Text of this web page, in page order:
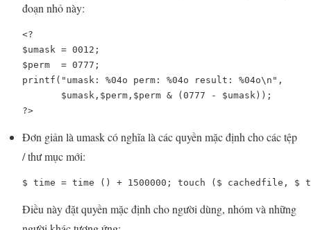
đoạn nhỏ này:
<?
$umask = 0012;
$perm  = 0777;
printf("umask: %04o perm: %04o result: %04o\n",
$umask,$perm,$perm & (0777 - $umask));
?>
Đơn giản là umask có nghĩa là các quyền mặc định cho các tệp
/ thư mục mới:
$ time = time () + 1500000; touch ($ cachedfile, $
Điều này đặt quyền mặc định cho người dùng, nhóm và những